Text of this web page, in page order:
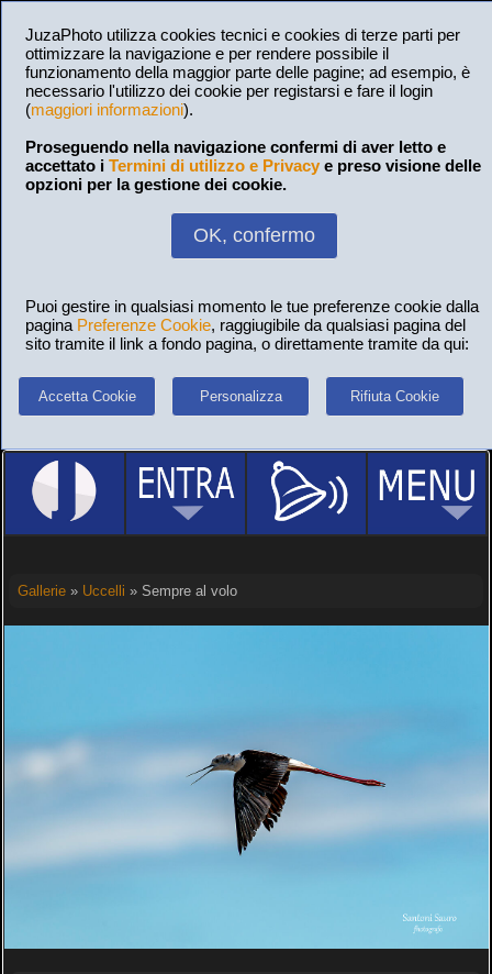
JuzaPhoto utilizza cookies tecnici e cookies di terze parti per
ottimizzare la navigazione e per rendere possibile il
funzionamento della maggior parte delle pagine; ad esempio, è
necessario l'utilizzo dei cookie per registarsi e fare il login
(maggiori informazioni).
Proseguendo nella navigazione confermi di aver letto e
accettato i Termini di utilizzo e Privacy e preso visione delle
opzioni per la gestione dei cookie.
OK, confermo
Puoi gestire in qualsiasi momento le tue preferenze cookie dalla
pagina Preferenze Cookie, raggiugibile da qualsiasi pagina del
sito tramite il link a fondo pagina, o direttamente tramite da qui:
Accetta Cookie Personalizza Rifiuta Cookie
Gallerie» Uccelli » Sempre al volo